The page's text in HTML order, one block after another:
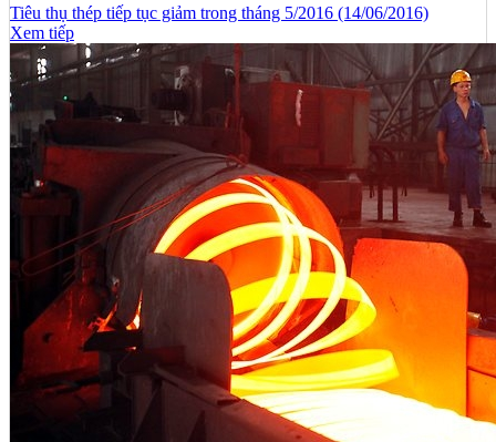
Tiêu thụ thép tiếp tục giảm trong tháng 5/2016 (14/06/2016)
Xem tiếp